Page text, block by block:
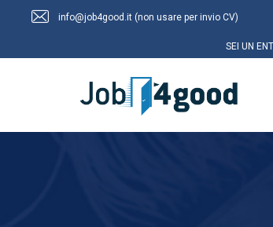
info@job4good.it (non usare per invio CV)
SEI UN